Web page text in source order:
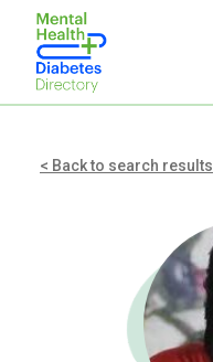
< Back to search results